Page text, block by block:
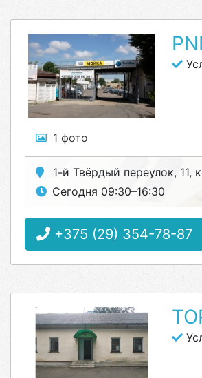
1 фото
1-й Твёрдый переулок, 11,
Сегодня 09:30–16:30
+375 (29) 354-78-87